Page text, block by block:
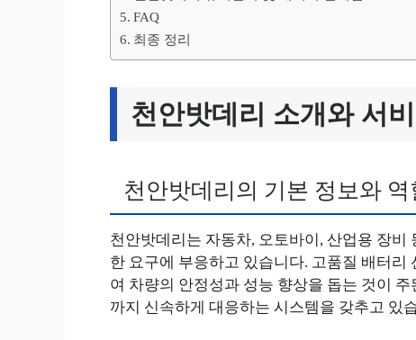
FAQ
최종 정리
천안밧데리 소개와 서
천안밧데리의 기본 정보와 역
천안밧데리는 자동차, 오토바이, 산업용 장
한 요구에 부응하고 있습니다. 고품질 배터
여 차량의 안정성과 성능 향상을 돕는 것이
까지 신속하게 대응하는 시스템을 갖추고 있